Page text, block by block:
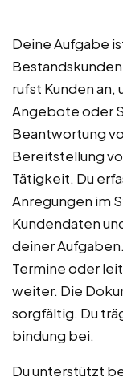
Deine Aufgabe
rufst Kunden an,
Angebote oder
Beantwortung
Bereitstellung
Tätigkeit. Du
Anregungen im
Kundendaten
deiner
Termine oder
weiter. Die
sorgfältig. Du
bindung bei.
Du unterstützt